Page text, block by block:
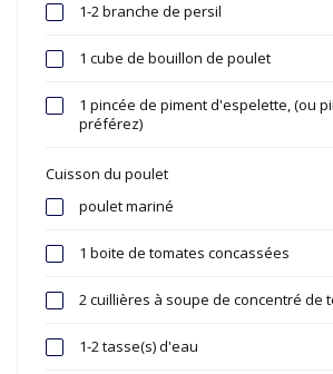
1-2 branche de persil
1 cube de bouillon de poulet
1 pincée de piment d'espelette, (ou
préférez)
Cuisson du poulet
poulet mariné
1 boite de tomates concassées
2 cuillières à soupe de concentré de
1-2 tasse(s) d'eau